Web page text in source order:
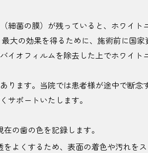
菌の膜）が残っていると、ホワイ
大の効果を得るために、施術前に国
イオフィルムを除去した上でホワイト
ます。当院では患者様が途中で断
サポートいたします。
の歯の色を記録します。
をよくするため、表面の着色や汚れを